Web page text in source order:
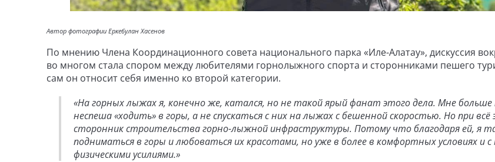
Автор фотографии Еркебулан Хасенов
По мнению Члена Координационного совета национального парка «Иле-Алатау», дискуссия
во многом стала спором между любителями горнолыжного спорта и сторонниками пешего
сам он относит себя именно ко второй категории.
«На горных лыжах я, конечно же, катался, но не такой ярый фанат этого дела. Мне
неспеша «ходить» в горы, а не спускаться с них на лыжах с бешенной скоростью. Но при всё
сторонник строительства горно-лыжной инфраструктуры. Потому что благодаря ей, я
подниматься в горы и любоваться их красотами, но уже в более в комфортных условиях и
физическими усилиями.»